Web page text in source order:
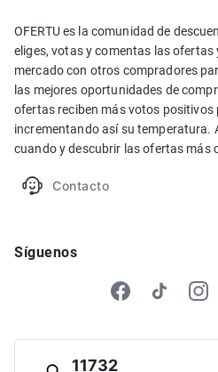
OFERTU es la comunidad de
eliges, votas y comentas las ofertas
mercado con otros compradores
las mejores oportunidades de
ofertas reciben más votos positivos
incrementando así su temperatura.
cuando y descubrir las ofertas más
Contacto
Síguenos
11732